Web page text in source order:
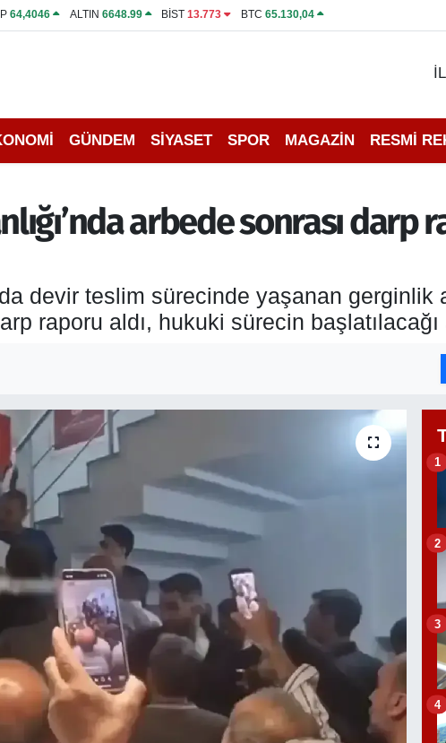
64,4046 ALTIN 6648.99 BİST13.773 BTC 65.130,04
GÜNDEM SİYASET SPOR MAGAZİN RESMİ
arbede sonrası darp
devir teslim sürecinde yaşanan gerginlik
raporu aldı, hukuki sürecin başlatılacağı
1
2
3
4